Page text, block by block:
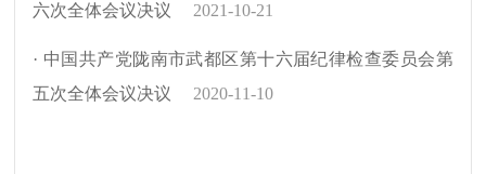
六次全体会议决议
2021-10-21
· 中国共产党陇南市武都区第十六届纪律检查委员会第
五次全体会议决议
2020-11-10